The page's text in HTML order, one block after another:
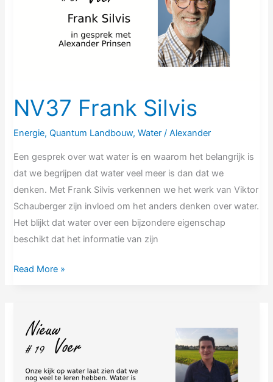
NV37 Frank Silvis
Energie,Quantum Landbouw,Water /Alexander
Een gesprek over wat water is en waarom het belangrijk is
dat we begrijpen dat water veel meer is dan dat we
denken. Met Frank Silvis verkennen we het werk van Viktor
Schauberger zijn invloed om het anders denken over water.
Het blijkt dat water over een bijzondere eigenschap
beschikt dat het informatie van zijn
Read More »
Maarten
Schijndel